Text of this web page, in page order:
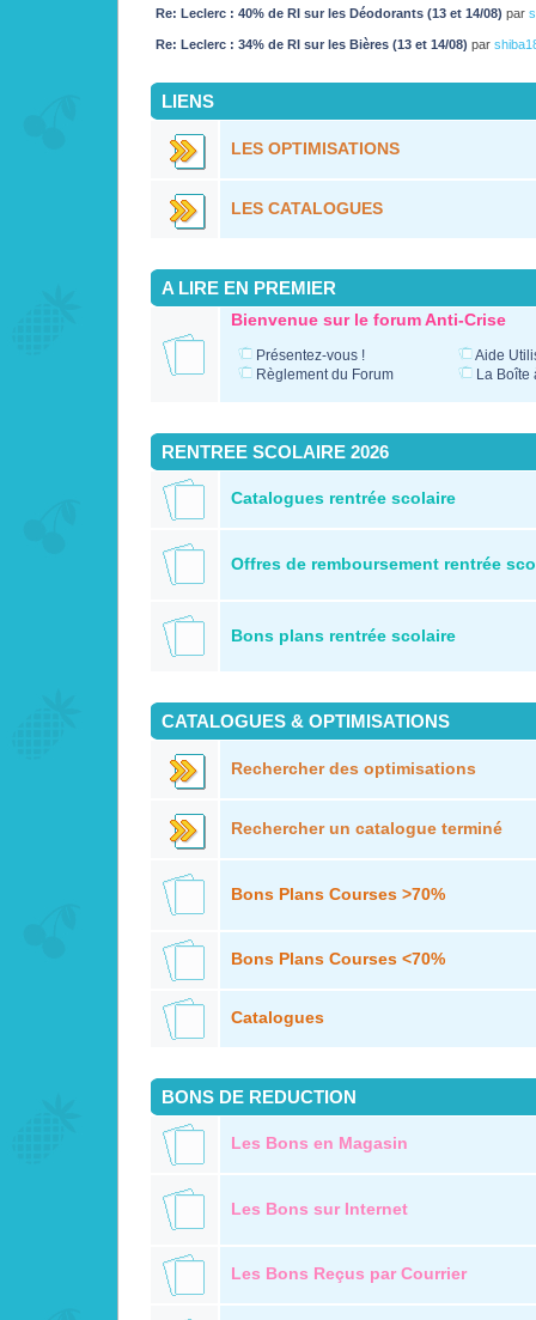
Re: Leclerc : 40% de RI sur les Déodorants (13 et 14/08) par
Re: Leclerc : 34% de RI sur les Bières (13 et 14/08) par
LIENS
LES OPTIMISATIONS
LES CATALOGUES
A LIRE EN PREMIER
Bienvenue sur le forum Anti-Crise
Présentez-vous !
Règlement du Forum
Aide
La Boîte
RENTREE SCOLAIRE 2026
Catalogues rentrée scolaire
Offres de remboursement rentrée
Bons plans rentrée scolaire
CATALOGUES & OPTIMISATIONS
Rechercher des optimisations
Rechercher un catalogue terminé
Bons Plans Courses >70%
Bons Plans Courses <70%
Catalogues
BONS DE REDUCTION
Les Bons en Magasin
Les Bons sur Internet
Les Bons Reçus par Courrier